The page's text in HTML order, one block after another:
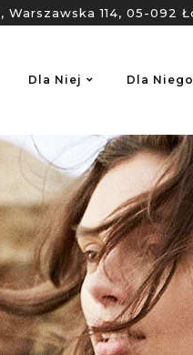
, Warszawska 114, 05-092
Dla Niej Dla Niego